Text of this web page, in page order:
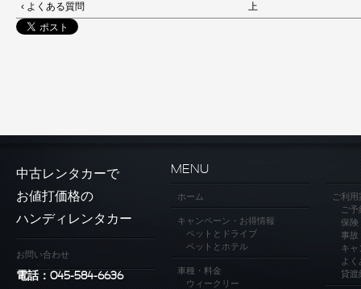
‹ よくある質問
上
中古レンタカーで
お値打価格の
ハンディレンタカー
お問い合わせ
電話：045-584-6636
MENU
ホーム
キャンペーン・お得情報
ペットとドライブ
ペットとホテル
車種・料金
ウィークリー
ご利
ご
保険
事故
キャ
よ
貸渡